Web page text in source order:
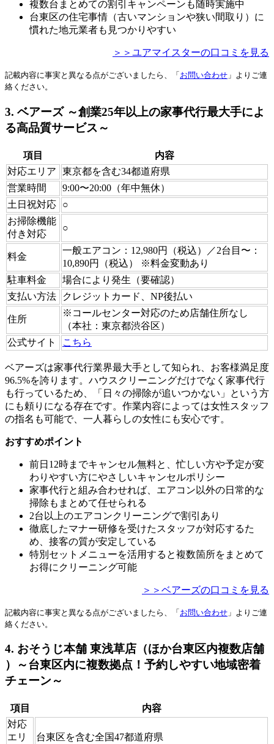
複数台まとめての割引キャンペーンも随時実施中
台東区の住宅事情（古いマンションや狭い間取り）に
慣れた地元業者も見つかりやすい
＞＞ユアマイスターの口コミを見る
記載内容に事実と異なる点がございましたら、「 お問い合わせ 」よりご連
絡ください。
3. ベアーズ ～創業25年以上の家事代行最大手によ
る高品質サービス～
項目
内容
対応エリア
東京都を含む34都道府県
営業時間
9:00〜20:00（年中無休）
土日祝対応
○
お掃除機能
付き対応
○
料金
一般エアコン：12,980円（税込）／2台目〜：
10,890円（税込） ※料金変動あり
駐車料金
場合により発生（要確認）
支払い方法
クレジットカード、NP後払い
住所
※コールセンター対応のため店舗住所なし
（本社：東京都渋谷区）
公式サイト
こちら
ベアーズは家事代行業界最大手として知られ、お客様満足度
96.5%を誇ります。ハウスクリーニングだけでなく家事代行
も行っているため、「日々の掃除が追いつかない」という方
にも頼りになる存在です。作業内容によっては女性スタッフ
の指名も可能で、一人暮らしの女性にも安心です。
おすすめポイント
前日12時までキャンセル無料と、忙しい方や予定が変
わりやすい方にやさしいキャンセルポリシー
家事代行と組み合わせれば、エアコン以外の日常的な
掃除もまとめて任せられる
2台以上のエアコンクリーニングで割引あり
徹底したマナー研修を受けたスタッフが対応するた
め、接客の質が安定している
特別セットメニューを活用すると複数箇所をまとめて
お得にクリーニング可能
＞＞ベアーズの口コミを見る
記載内容に事実と異なる点がございましたら、「 お問い合わせ 」よりご連
絡ください。
4. おそうじ本舗 東浅草店（ほか台東区内複数店舗
）～台東区内に複数拠点！予約しやすい地域密着
チェーン～
項目
内容
対応
エリ
台東区を含む全国47都道府県